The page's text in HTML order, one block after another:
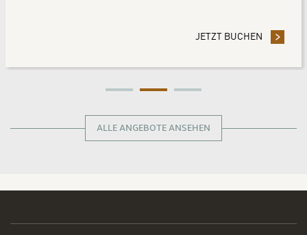
VORAUSZAHLUNG DER RESERVIERUNG SPAREN SIE 10%
JETZT BUCHEN - DURCH
ALLE ANGEBOTE ANSEHEN